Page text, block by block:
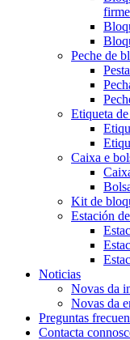
firme
Peche de
Etiqueta
Caixa e
Kit de
Estación
Noticias
Novas da
Novas da
Preguntas
Contacta